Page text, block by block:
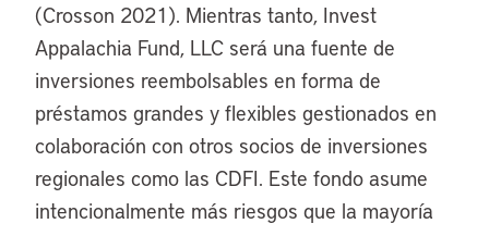
(Crosson 2021). Mientras tanto, Invest
Appalachia Fund, LLC será una fuente de
inversiones reembolsables en forma de
préstamos grandes y flexibles gestionados en
colaboración con otros socios de inversiones
regionales como las CDFI. Este fondo asume
intencionalmente más riesgos que la mayoría